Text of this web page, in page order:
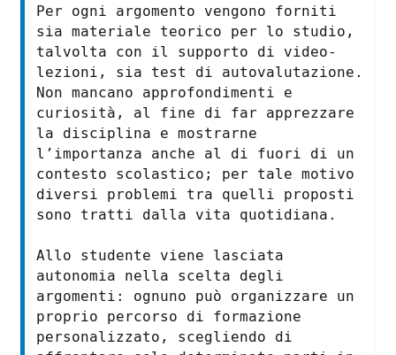
Per ogni argomento vengono forniti
sia materiale teorico per lo studio,
talvolta con il supporto di video-
lezioni, sia test di autovalutazione.
Non mancano approfondimenti e
curiosità, al fine di far apprezzare
la disciplina e mostrarne
l’importanza anche al di fuori di un
contesto scolastico; per tale motivo
diversi problemi tra quelli proposti
sono tratti dalla vita quotidiana.
Allo studente viene lasciata
autonomia nella scelta degli
argomenti: ognuno può organizzare un
proprio percorso di formazione
personalizzato, scegliendo di